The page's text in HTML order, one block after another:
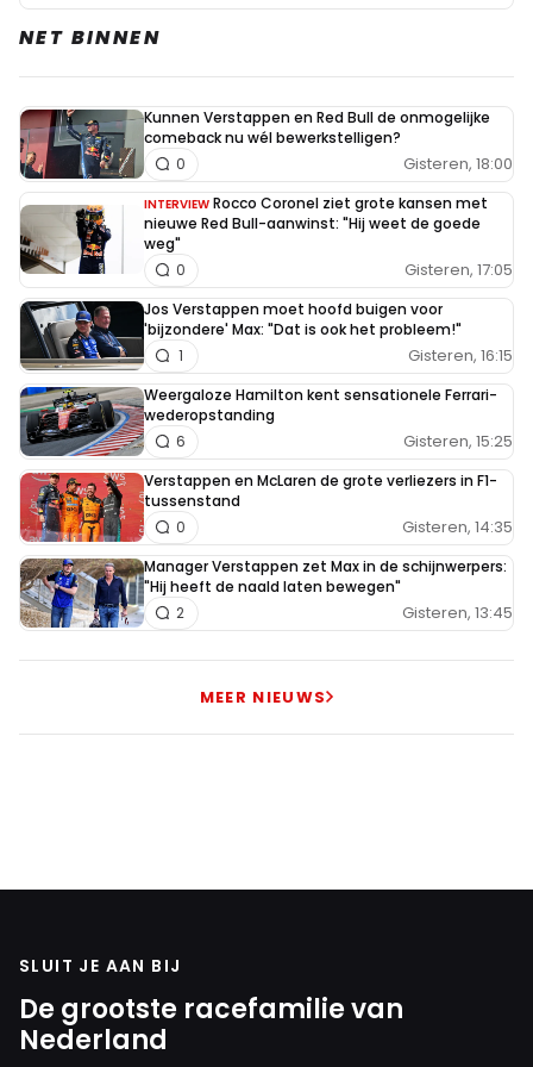
NET BINNEN
Kunnen Verstappen en Red Bull de onmogelijke
comeback nu wél bewerkstelligen?
Gisteren, 18:00
0
INTERVIEW Rocco Coronel ziet grote kansen met
nieuwe Red Bull-aanwinst: "Hij weet de goede
weg"
Gisteren, 17:05
0
Jos Verstappen moet hoofd buigen voor
'bijzondere' Max: "Dat is ook het probleem!"
Gisteren, 16:15
1
Weergaloze Hamilton kent sensationele Ferrari-
wederopstanding
Gisteren, 15:25
6
Verstappen en McLaren de grote verliezers in F1-
tussenstand
Gisteren, 14:35
0
Manager Verstappen zet Max in de schijnwerpers:
"Hij heeft de naald laten bewegen"
Gisteren, 13:45
2
MEER NIEUWS
SLUIT JE AAN BIJ
De grootste racefamilie van
Nederland